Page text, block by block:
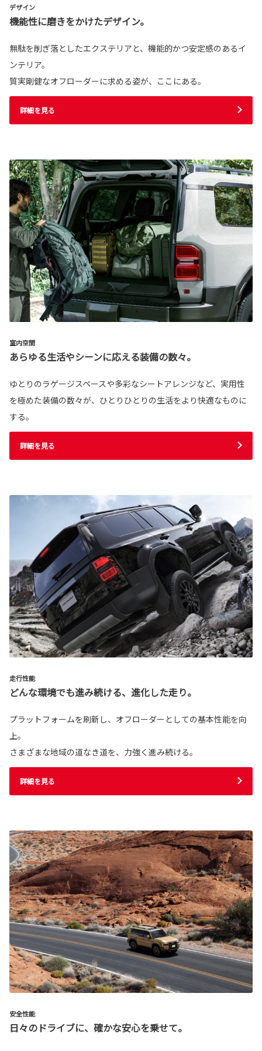
デザイン
機能性に磨きをかけたデザイン。
無駄を削ぎ落としたエクステリアと、機能的かつ安定感のあるイ
ンテリア。
質実剛健なオフローダーに求める姿が、ここにある。
詳細を見る
室内空間
あらゆる生活やシーンに応える装備の数々。
ゆとりのラゲージスペースや多彩なシートアレンジなど、実用性
を極めた装備の数々が、ひとりひとりの生活をより快適なものに
する。
詳細を見る
走行性能
どんな環境でも進み続ける、進化した走り。
プラットフォームを刷新し、オフローダーとしての基本性能を向
上。
さまざまな地域の道なき道を、力強く進み続ける。
詳細を見る
安全性能
日々のドライブに、確かな安心を乗せて。